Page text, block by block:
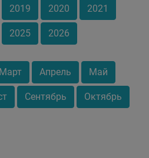
2019 2020 2021
2025 2026
Март Апрель Май
Сентябрь Октябрь